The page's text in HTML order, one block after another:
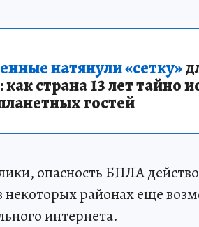
натянули «сетку»
страна 13 лет тайно
гостей
опасность БПЛА
некоторых районах еще
интернета.